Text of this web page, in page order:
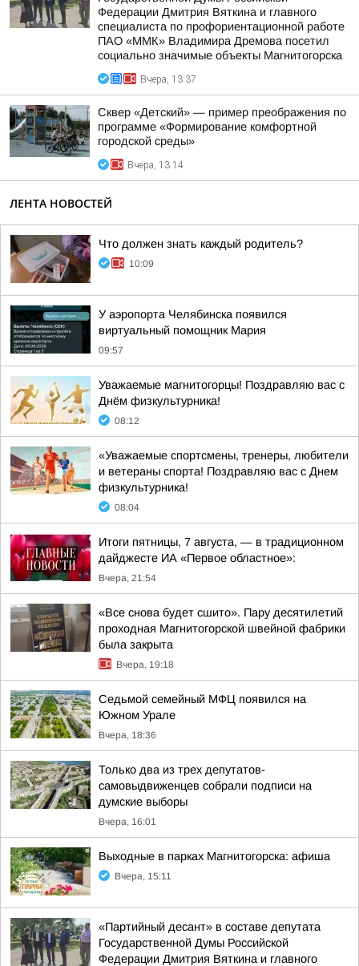
Федерации Дмитрия Вяткина и главного
специалиста по профориентационной работе
ПАО «ММК» Владимира Дремова посетил
социально значимые объекты Магнитогорска
Вчера, 13:37
Сквер «Детский» — пример преображения по
программе «Формирование комфортной
городской среды»
Вчера, 13:14
ЛЕНТА НОВОСТЕЙ
Что должен знать каждый родитель?
10:09
У аэропорта Челябинска появился
виртуальный помощник Мария
09:57
Уважаемые магнитогорцы! Поздравляю вас с
Днём физкультурника!
08:12
«Уважаемые спортсмены, тренеры, любители
и ветераны спорта! Поздравляю вас с Днем
физкультурника!
08:04
Итоги пятницы, 7 августа, — в традиционном
дайджесте ИА «Первое областное»:
Вчера, 21:54
«Все снова будет сшито». Пару десятилетий
проходная Магнитогорской швейной фабрики
была закрыта
Вчера, 19:18
Седьмой семейный МФЦ появился на
Южном Урале
Вчера, 18:36
Только два из трех депутатов-
самовыдвиженцев собрали подписи на
думские выборы
Вчера, 16:01
Выходные в парках Магнитогорска: афиша
Вчера, 15:11
«Партийный десант» в составе депутата
Государственной Думы Российской
Федерации Дмитрия Вяткина и главного